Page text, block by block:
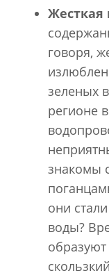
Жесткая
говоря,
зеленых
регионе
знакомы
они
воды?
образуют